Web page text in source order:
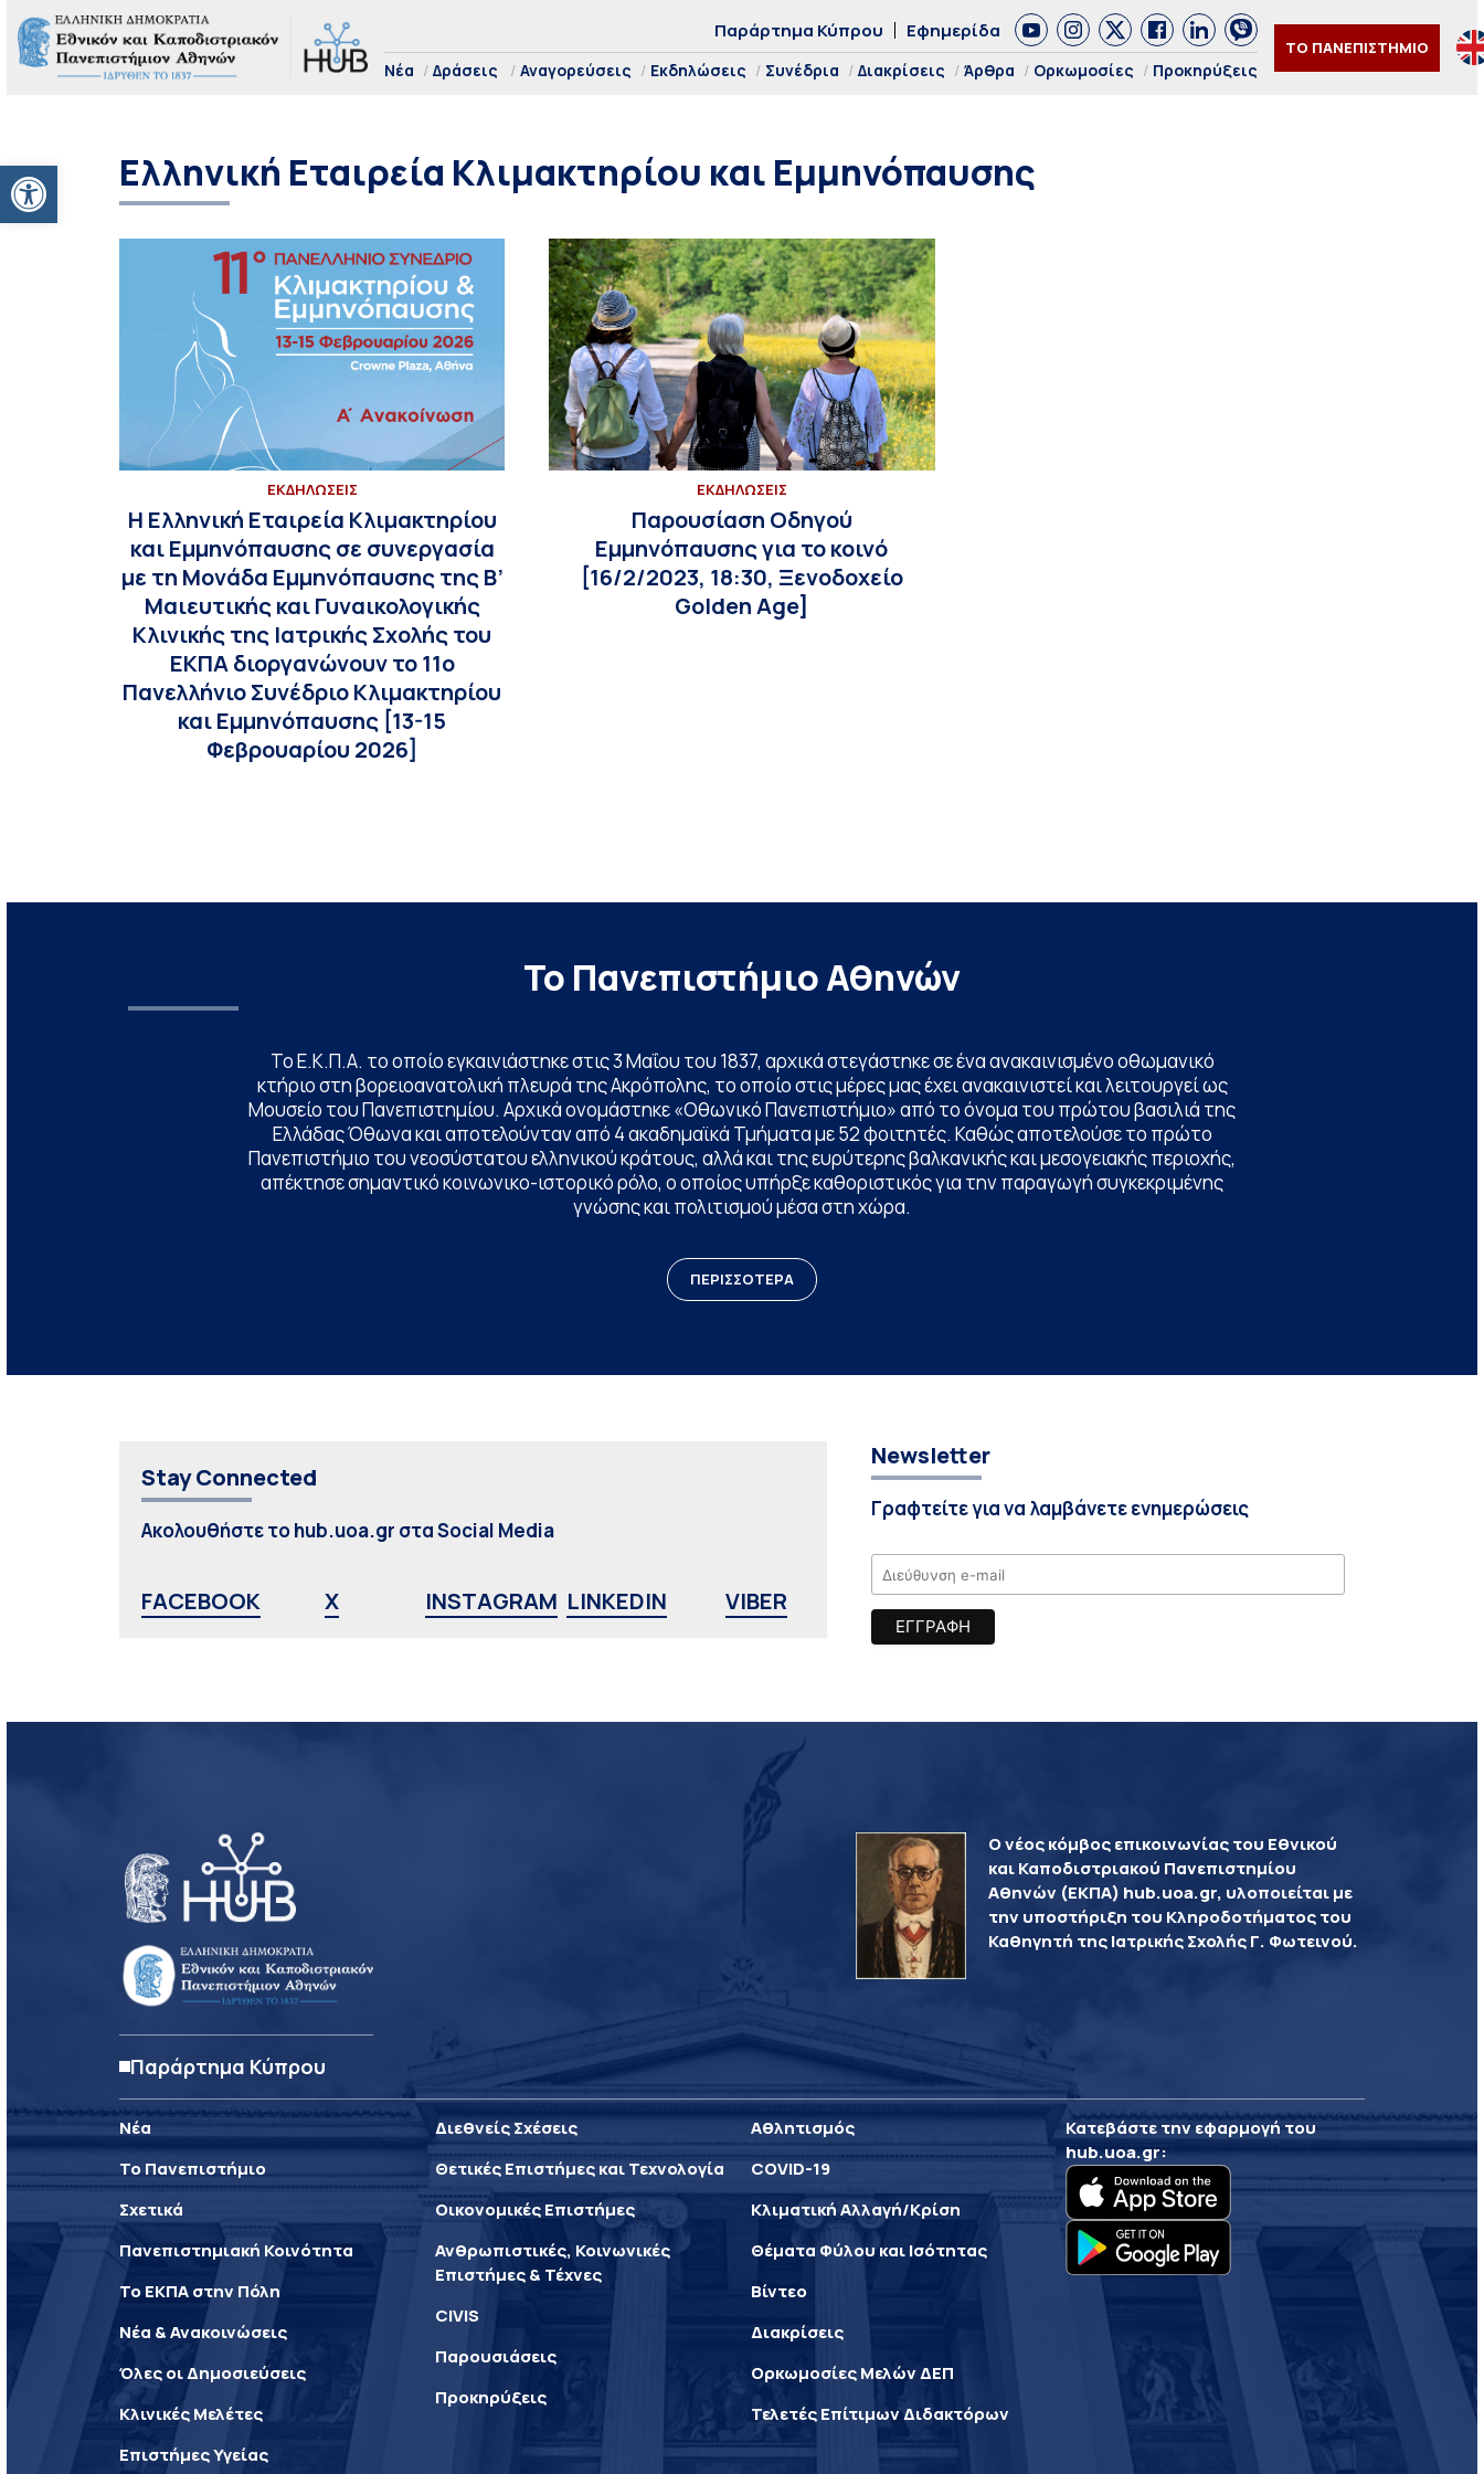
Ανοίξτε τη γραμμή εργαλείων
Παράρτημα Κύπρου Εφημερίδα
Νέα Δράσεις Αναγορεύσεις Εκδηλώσεις Συνέδρια Διακρίσεις Άρθρα Ορκωμοσίες Προκηρύξεις
ΤΟ ΠΑΝΕΠΙΣΤΗΜΙΟ
Ελληνική Εταιρεία Κλιμακτηρίου και Εμμηνόπαυσης
ΕΚΔΗΛΩΣΕΙΣ
Η Ελληνική Εταιρεία Κλιμακτηρίου
και Εμμηνόπαυσης σε συνεργασία
με τη Μονάδα Εμμηνόπαυσης της Β’
Μαιευτικής και Γυναικολογικής
Κλινικής της Ιατρικής Σχολής του
ΕΚΠΑ διοργανώνουν το 11ο
Πανελλήνιο Συνέδριο Κλιμακτηρίου
και Εμμηνόπαυσης [13-15
Φεβρουαρίου 2026]
ΕΚΔΗΛΩΣΕΙΣ
Παρουσίαση Οδηγού
Εμμηνόπαυσης για το κοινό
[16/2/2023, 18:30, Ξενοδοχείο
Golden Age]
Το Πανεπιστήμιο Αθηνών
Το Ε.Κ.Π.Α. το οποίο εγκαινιάστηκε στις 3 Μαΐου του 1837, αρχικά στεγάστηκε σε ένα ανακαινισμένο οθωμανικό
κτήριο στη βορειοανατολική πλευρά της Ακρόπολης, το οποίο στις μέρες μας έχει ανακαινιστεί και λειτουργεί ως
Μουσείο του Πανεπιστημίου. Αρχικά ονομάστηκε «Οθωνικό Πανεπιστήμιο» από το όνομα του πρώτου βασιλιά της
Ελλάδας Όθωνα και αποτελούνταν από 4 ακαδημαϊκά Τμήματα με 52 φοιτητές. Καθώς αποτελούσε το πρώτο
Πανεπιστήμιο του νεοσύστατου ελληνικού κράτους, αλλά και της ευρύτερης βαλκανικής και μεσογειακής περιοχής,
απέκτησε σημαντικό κοινωνικο-ιστορικό ρόλο, ο οποίος υπήρξε καθοριστικός για την παραγωγή συγκεκριμένης
γνώσης και πολιτισμού μέσα στη χώρα.
ΠΕΡΙΣΣΟΤΕΡΑ
Stay Connected
Ακολουθήστε το hub.uoa.gr στα Social Media
FACEBOOK X INSTAGRAM LINKEDIN VIBER
Newsletter
Γραφτείτε για να λαμβάνετε ενημερώσεις
Παράρτημα Κύπρου
Ο νέος κόμβος επικοινωνίας του Εθνικού
και Καποδιστριακού Πανεπιστημίου
Αθηνών (ΕΚΠΑ) hub.uoa.gr, υλοποιείται με
την υποστήριξη του Κληροδοτήματος του
Καθηγητή της Ιατρικής Σχολής Γ. Φωτεινού.
Νέα
Το Πανεπιστήμιο
Σχετικά
Πανεπιστημιακή Κοινότητα
Το ΕΚΠΑ στην Πόλη
Νέα & Ανακοινώσεις
Όλες οι Δημοσιεύσεις
Κλινικές Μελέτες
Επιστήμες Υγείας
Διεθνείς Σχέσεις
Θετικές Επιστήμες και Τεχνολογία
Οικονομικές Επιστήμες
Ανθρωπιστικές, Κοινωνικές
Επιστήμες & Τέχνες
CIVIS
Παρουσιάσεις
Προκηρύξεις
Αθλητισμός
COVID-19
Κλιματική Αλλαγή/Κρίση
Θέματα Φύλου και Ισότητας
Βίντεο
Διακρίσεις
Ορκωμοσίες Μελών ΔΕΠ
Τελετές Επίτιμων Διδακτόρων
Κατεβάστε την εφαρμογή του
hub.uoa.gr: